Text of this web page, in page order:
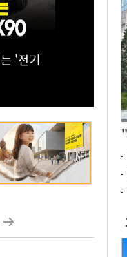
파하는
[실전!
세미',